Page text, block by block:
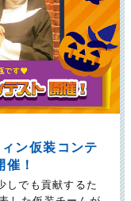
ン仮装コンテ
！
しでも貢献するた